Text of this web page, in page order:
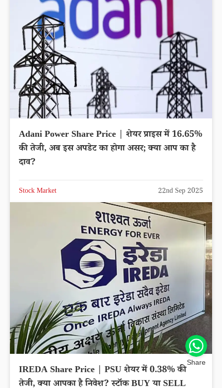
Adani Power Share Price | शेयर प्राइस में 16.65%
की तेजी, अब इस अपडेट का होगा असर; क्या आप का है
दाव?
Stock Market 22nd Sep 2025
IREDA Share Price | PSU शेयर में 0.38% की
तेजी, क्या आपका है निवेश? स्टॉक BUY या SELL
Share